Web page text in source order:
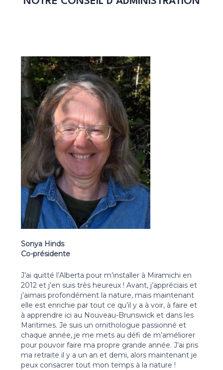
Sonya Hinds
Co-présidente
J’ai quitté l’Alberta pour m’installer à Miramichi en
2012 et j’en suis très heureux ! Avant, j’appréciais et
j’aimais profondément la nature, mais maintenant
elle est enrichie par tout ce qu’il y a à voir, à faire et
à apprendre ici au Nouveau-Brunswick et dans les
Maritimes. Je suis un ornithologue passionné et
chaque année, je me mets au défi de m’améliorer
pour pouvoir faire ma propre grande année. J’ai pris
ma retraite il y a un an et demi, alors maintenant je
peux consacrer tout mon temps à la nature !